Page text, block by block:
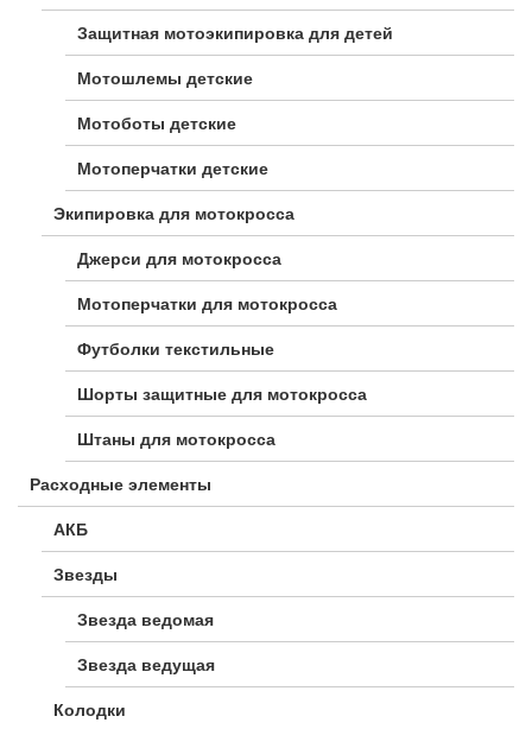
Защитная мотоэкипировка для детей
Мотошлемы детские
Мотоботы детские
Мотоперчатки детские
Экипировка для мотокросса
Джерси для мотокросса
Мотоперчатки для мотокросса
Футболки текстильные
Шорты защитные для мотокросса
Штаны для мотокросса
Расходные элементы
АКБ
Звезды
Звезда ведомая
Звезда ведущая
Колодки